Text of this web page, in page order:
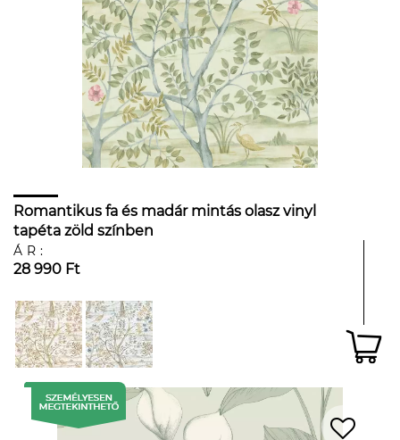
Romantikus fa és madár mintás olasz vinyl
tapéta zöld színben
ÁR:
28 990 Ft